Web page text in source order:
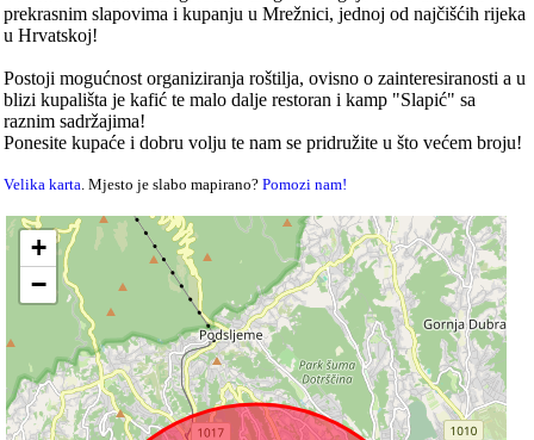
prekrasnim slapovima i kupanju u Mrežnici, jednoj od najčišćih rijeka
u Hrvatskoj!
Postoji mogućnost organiziranja roštilja, ovisno o zainteresiranosti a u
blizi kupališta je kafić te malo dalje restoran i kamp "Slapić" sa
raznim sadržajima!
Ponesite kupaće i dobru volju te nam se pridružite u što većem broju!
Velika karta. Mjesto je slabo mapirano?Pomozi nam!
+
−